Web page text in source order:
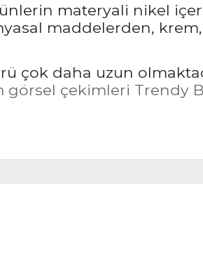
materyali nikel
maddelerden, krem,
çok daha uzun
görsel çekimleri Trendy